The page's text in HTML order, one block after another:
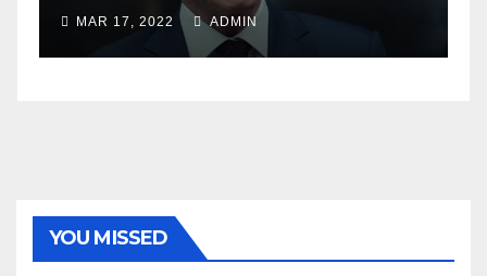
MAR 11, 2022 ADMIN
YOU MISSED